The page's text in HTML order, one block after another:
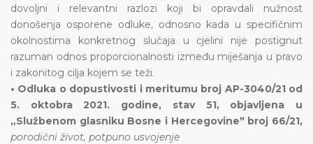
dovoljni i relevantni razlozi koji bi opravdali nužnost
donošenja osporene odluke, odnosno kada u specifičnim
okolnostima konkretnog slučaja u cjelini nije postignut
razuman odnos proporcionalnosti između miješanja u pravo
i zakonitog cilja kojem se teži.
• Odluka o dopustivosti i meritumu broj AP-3040/21 od
5. oktobra 2021. godine, stav 51, objavljena u
„Službenom glasniku Bosne i Hercegovineˮ broj 66/21,
porodični život, potpuno usvojenje